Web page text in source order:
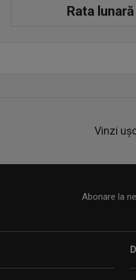
Rata lunară
Vinzi
Abonare la